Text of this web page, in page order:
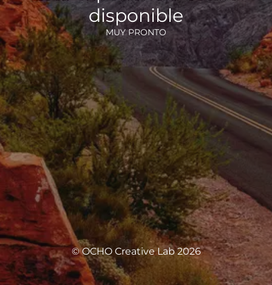
disponible
MUY PRONTO
© OCHO Creative Lab 2026